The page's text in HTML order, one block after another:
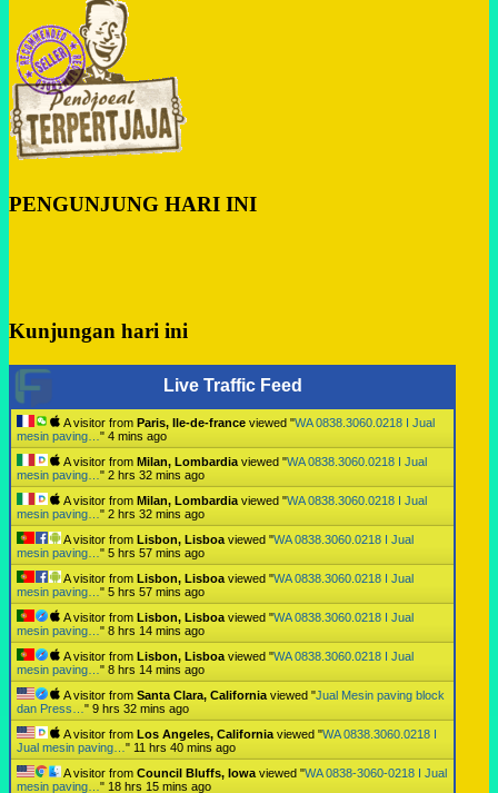
PENGUNJUNG HARI INI
Kunjungan hari ini
Live Traffic Feed
A visitor from Paris, Ile-de-france viewed "WA 0838.3060.0218 I Jual
mesin paving… " 4 mins ago
A visitor from Milan, Lombardia viewed "WA 0838.3060.0218 I Jual
mesin paving… " 2 hrs 32 mins ago
A visitor from Milan, Lombardia viewed "WA 0838.3060.0218 I Jual
mesin paving… " 2 hrs 32 mins ago
A visitor from Lisbon, Lisboa viewed "WA 0838.3060.0218 I Jual
mesin paving… " 5 hrs 57 mins ago
A visitor from Lisbon, Lisboa viewed "WA 0838.3060.0218 I Jual
mesin paving… " 5 hrs 57 mins ago
A visitor from Lisbon, Lisboa viewed "WA 0838.3060.0218 I Jual
mesin paving… " 8 hrs 14 mins ago
A visitor from Lisbon, Lisboa viewed "WA 0838.3060.0218 I Jual
mesin paving… " 8 hrs 14 mins ago
A visitor from Santa Clara, California viewed "Jual Mesin paving block
dan Press… " 9 hrs 32 mins ago
A visitor from Los Angeles, California viewed "WA 0838.3060.0218 I
Jual mesin paving… " 11 hrs 40 mins ago
A visitor from Council Bluffs, Iowa viewed "WA 0838-3060-0218 I Jual
mesin paving… " 18 hrs 15 mins ago